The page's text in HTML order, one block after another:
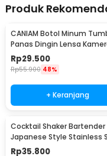
Produk
CANIAM Botol Minum
Panas Dingin Lensa
24-105mm 400ml
Rp29.500
Rp55.900 48%
+ Keranjang
Cocktail Shaker Bartender
Japanese Style Stainless
200ml
Rp35.800